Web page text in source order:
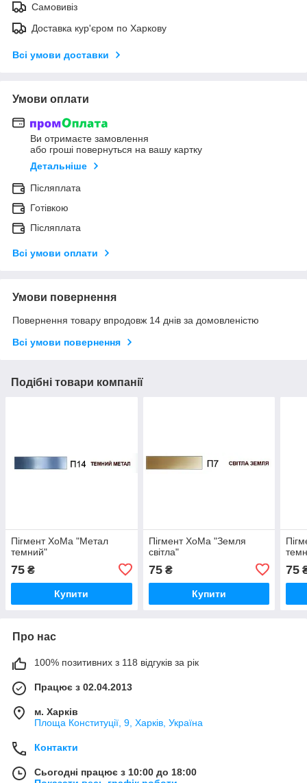
Самовивіз
Доставка кур'єром по Харкову
Всі умови доставки
Умови оплати
Ви отримаєте замовлення
або гроші повернуться на вашу картку
Детальніше
Післяплата
Готівкою
Післяплата
Всі умови оплати
Умови повернення
Повернення товару впродовж 14 днів за домовленістю
Всі умови повернення
Подібні товари компанії
Пігмент ХоМа "Метал
темний"
75 ₴
Купити
Пігмент ХоМа "Земля
світла"
75₴
Купити
75
Про нас
100% позитивних з 118 відгуків за рік
Працює з 02.04.2013
м. Харків
Площа Конституції, 9, Харків, Україна
Контакти
Сьогодні працює з 10:00 до 18:00